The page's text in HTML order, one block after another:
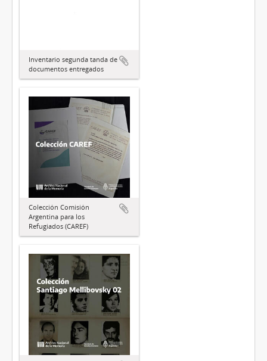
Inventario segunda tanda de
documentos entregados
Colección Comisión
Argentina para los
Refugiados (CAREF)